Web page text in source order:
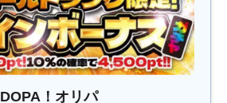
DOPA！オリパ